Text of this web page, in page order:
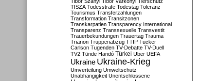
TISZA Todesstrafe Todestag Toleranz
Tourismus Transferzahlungen
Transformation Transitzonen
Transkarpatien Transparency International
Transparenz Transsexuelle Transvestit
Trauerbekundungen Trauertag Trauma
Trianon Truppenabzug TTIP Tucker
Carlson Tugenden TV-Debatte TV-Duell
TV2 Tünde Handó Türkei Uber UEFA
Ukraine Ukraine-Krieg
Umverteilung Umweltschutz
Unabhängigkeit Unentschlossene